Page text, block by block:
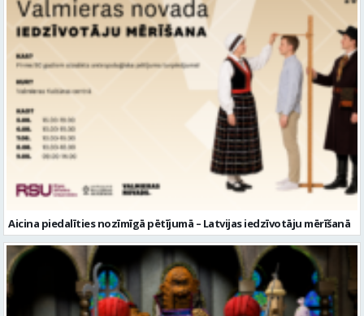
Aicina piedalīties nozīmīgā pētījumā – Latvijas iedzīvotāju mērīšanā